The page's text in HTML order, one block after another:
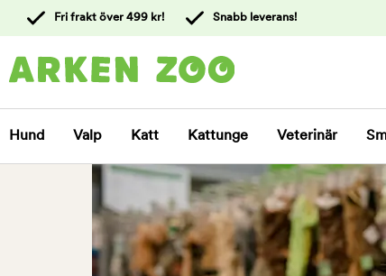
kundtjänst
Fri frakt över 499 kr! Snabb leverans!
Hund Valp Katt Kattunge Veterinär